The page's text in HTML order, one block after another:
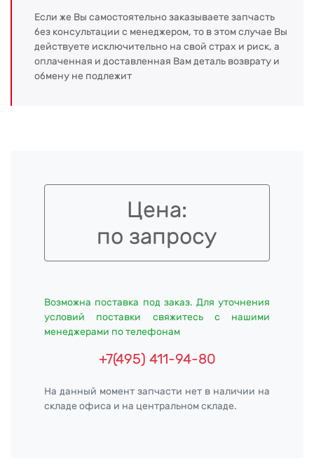
Если же Вы самостоятельно заказываете запчасть
без консультации с менеджером, то в этом случае Вы
действуете исключительно на свой страх и риск, а
оплаченная и доставленная Вам деталь возврату и
обмену не подлежит
Цена:
по запросу
Возможна поставка под заказ. Для уточнения
условий поставки свяжитесь с нашими
менеджерами по телефонам
+7(495) 411-94-80
На данный момент запчасти нет в наличии на
складе офиса и на центральном складе.